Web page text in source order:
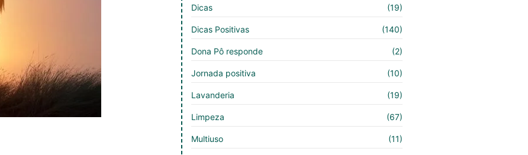
Dicas (19)
Dicas Positivas (140)
Dona Pô responde (2)
Jornada positiva (10)
Lavanderia (19)
Limpeza (67)
Multiuso (11)